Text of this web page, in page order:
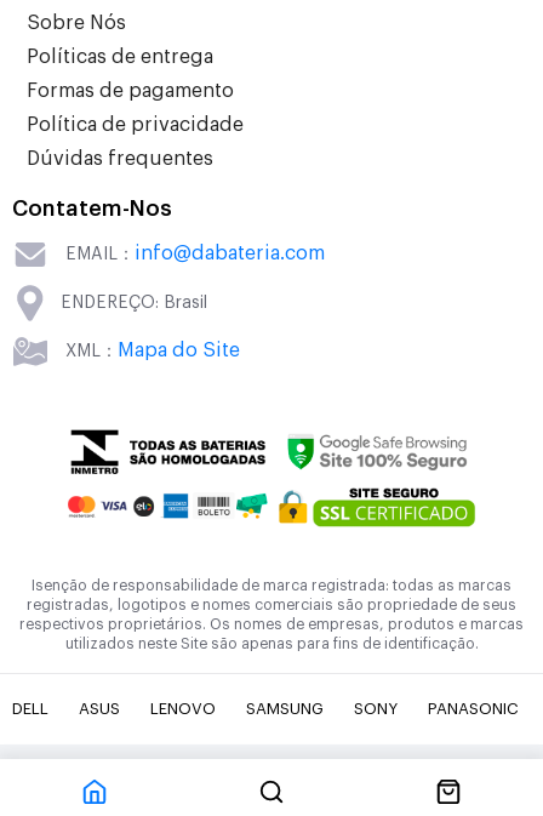
Sobre Nós
Políticas de entrega
Formas de pagamento
Política de privacidade
Dúvidas frequentes
Contatem-Nos
EMAIL： info@dabateria.com
ENDEREÇO: Brasil
XML： Mapa do Site
Isenção de responsabilidade de marca registrada: todas as marcas
registradas, logotipos e nomes comerciais são propriedade de seus
respectivos proprietários. Os nomes de empresas, produtos e marcas
utilizados neste Site são apenas para fins de identificação.
DELL ASUS LENOVO SAMSUNG SONY PANASONIC